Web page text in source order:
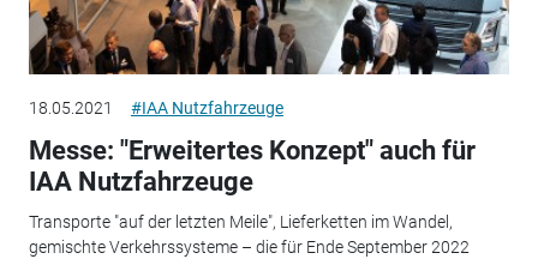
18.05.2021 #IAA Nutzfahrzeuge
Messe: "Erweitertes Konzept" auch für
IAA Nutzfahrzeuge
Transporte "auf der letzten Meile", Lieferketten im Wandel,
gemischte Verkehrssysteme – die für Ende September 2022